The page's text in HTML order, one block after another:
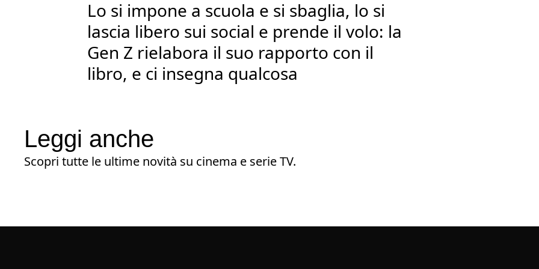
Lo si impone a scuola e si sbaglia, lo si
lascia libero sui social e prende il volo: la
Gen Z rielabora il suo rapporto con il
libro, e ci insegna qualcosa
Leggi anche
Scopri tutte le ultime novità su cinema e serie TV.